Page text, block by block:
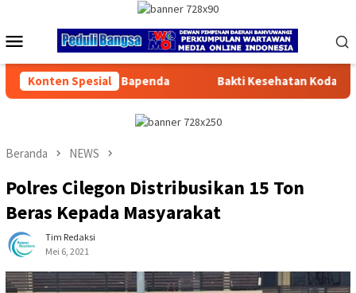
konten
Menu
Mobile
Konten Spesial
Bakti Kesehatan Kodam Jaya – Polda Metro Jaya Layani
Beranda NEWS
Polres Cilegon Distribusikan 15 Ton
Beras Kepada Masyarakat
Tim Redaksi
Mei 6, 2021